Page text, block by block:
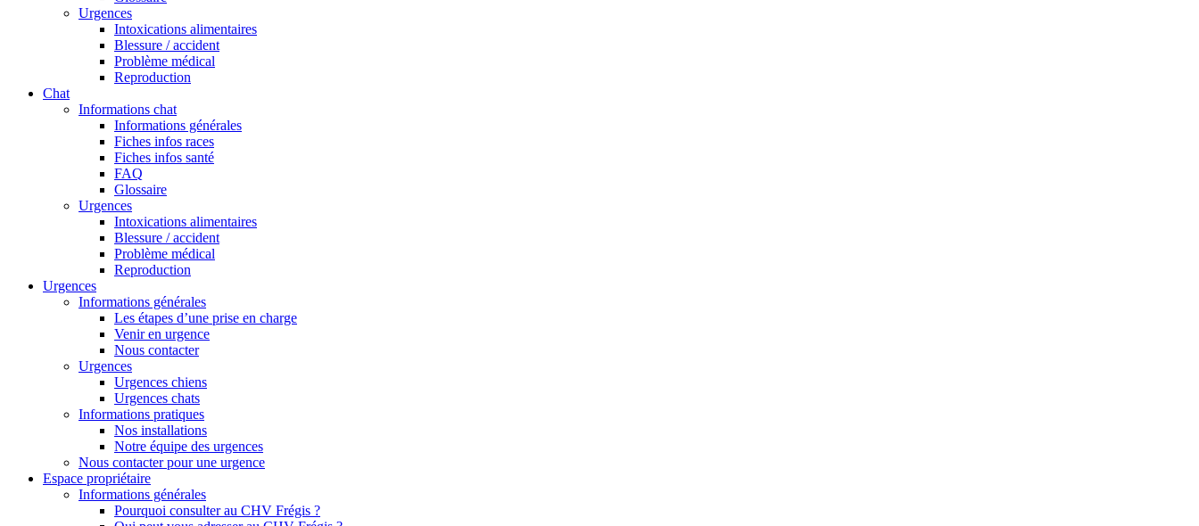
Urgences
Intoxications alimentaires
Blessure / accident
Problème médical
Reproduction
Chat
Informations chat
Informations générales
Fiches infos races
Fiches infos santé
FAQ
Glossaire
Urgences
Intoxications alimentaires
Blessure / accident
Problème médical
Reproduction
Urgences
Informations générales
Les étapes d’une prise en charge
Venir en urgence
Nous contacter
Urgences
Urgences chiens
Urgences chats
Informations pratiques
Nos installations
Notre équipe des urgences
Nous contacter pour une urgence
Espace propriétaire
Informations générales
Pourquoi consulter au CHV Frégis ?